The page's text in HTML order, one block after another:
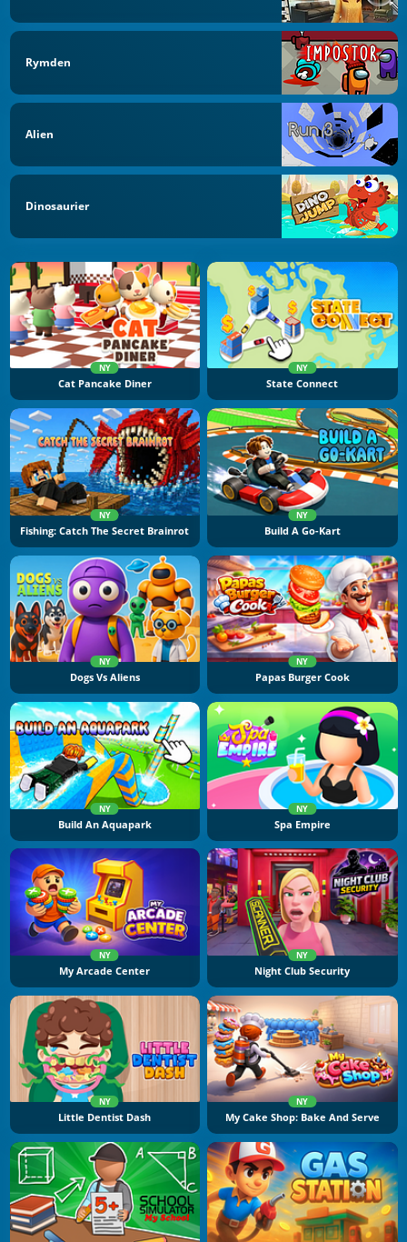
Rymden
Alien
Dinosaurier
NY
Cat Pancake Diner
NY
State Connect
NY
Fishing: Catch The Secret Brainrot
NY
Build A Go-Kart
NY
Dogs Vs Aliens
NY
Papas Burger Cook
NY
Build An Aquapark
NY
Spa Empire
NY
My Arcade Center
NY
Night Club Security
NY
Little Dentist Dash
NY
My Cake Shop: Bake And Serve